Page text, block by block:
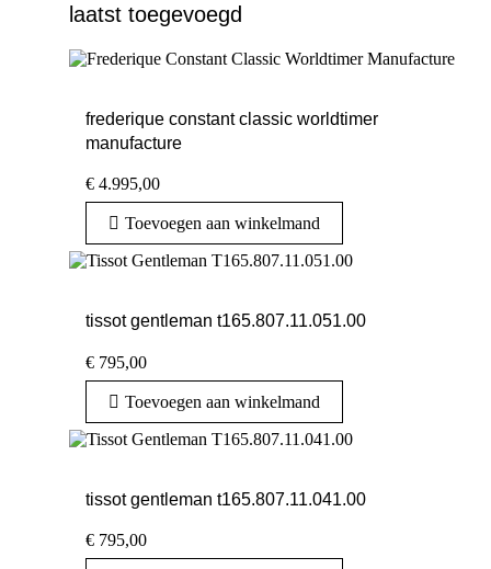
laatst toegevoegd
frederique constant classic worldtimer
manufacture
€ 4.995,00
Toevoegen aan winkelmand
tissot gentleman t165.807.11.051.00
€ 795,00
Toevoegen aan winkelmand
tissot gentleman t165.807.11.041.00
€ 795,00